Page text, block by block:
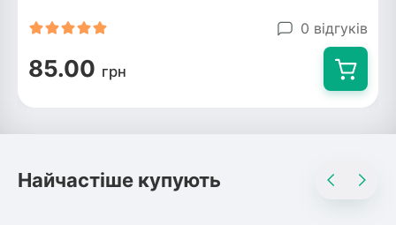
0 відгуків
85.00 грн
Найчастіше купують